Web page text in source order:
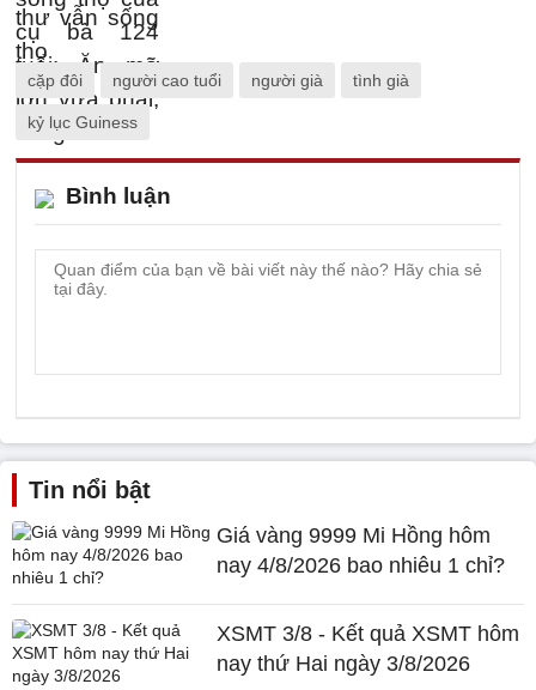
cặp đôi người cao tuổi người già tình già
kỷ lục Guiness
Bình luận
Tin nổi bật
Giá vàng 9999 Mi Hồng hôm
nay 4/8/2026 bao nhiêu 1 chỉ?
XSMT 3/8 - Kết quả XSMT hôm
nay thứ Hai ngày 3/8/2026